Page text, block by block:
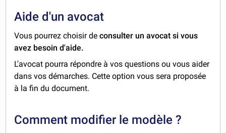
Aide d'un avocat
Vous pourrez choisir deconsulter un avocat si vous
avez besoin d'aide.
L'avocat pourra répondre à vos questions ou vous aider
dans vos démarches. Cette option vous sera proposée
à la fin du document.
Comment modifier le modèle ?